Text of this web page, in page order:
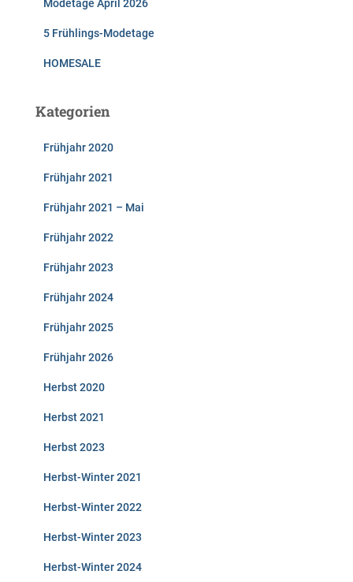
Modetage April 2026
5 Frühlings-Modetage
HOMESALE
Kategorien
Frühjahr 2020
Frühjahr 2021
Frühjahr 2021 – Mai
Frühjahr 2022
Frühjahr 2023
Frühjahr 2024
Frühjahr 2025
Frühjahr 2026
Herbst 2020
Herbst 2021
Herbst 2023
Herbst-Winter 2021
Herbst-Winter 2022
Herbst-Winter 2023
Herbst-Winter 2024